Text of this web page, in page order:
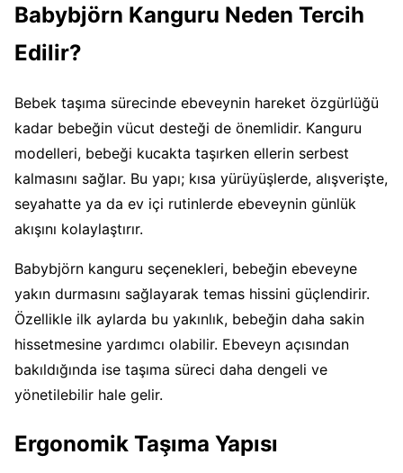
Babybjörn Kanguru Neden Tercih
Edilir?
Bebek taşıma sürecinde ebeveynin hareket özgürlüğü
kadar bebeğin vücut desteği de önemlidir. Kanguru
modelleri, bebeği kucakta taşırken ellerin serbest
kalmasını sağlar. Bu yapı; kısa yürüyüşlerde, alışverişte,
seyahatte ya da ev içi rutinlerde ebeveynin günlük
akışını kolaylaştırır.
Babybjörn kanguru seçenekleri, bebeğin ebeveyne
yakın durmasını sağlayarak temas hissini güçlendirir.
Özellikle ilk aylarda bu yakınlık, bebeğin daha sakin
hissetmesine yardımcı olabilir. Ebeveyn açısından
bakıldığında ise taşıma süreci daha dengeli ve
yönetilebilir hale gelir.
Ergonomik Taşıma Yapısı